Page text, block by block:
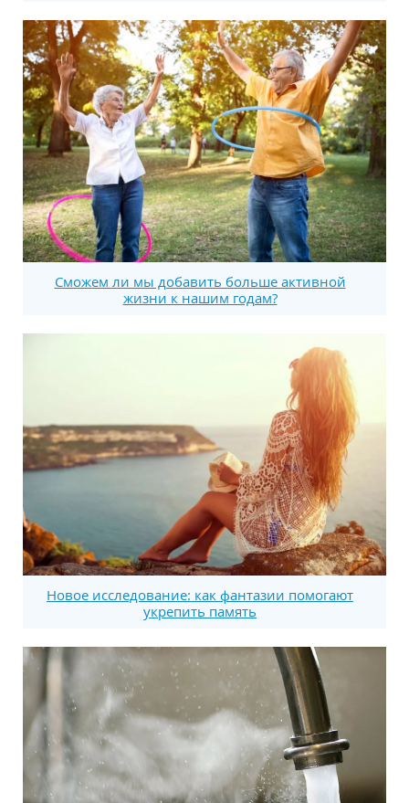
Сможем ли мы добавить больше активной
жизни к нашим годам?
Новое исследование: как фантазии помогают
укрепить память